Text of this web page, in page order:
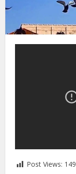
Post Views: 149